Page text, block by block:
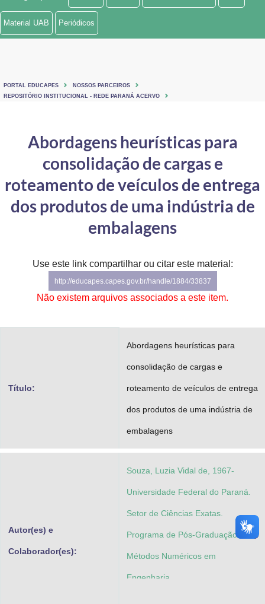
Ministério de Minas e Energia
Ministério do Turismo
Controladoria-Geral da União
Ministério da Mulher, da Família e dos Direitos Humanos
Secretaria-Geral
Advocacia-Geral da União
Banco Central do Brasil
Planalto
Material UAB Periódicos
PORTAL EDUCAPES
NOSSOS PARCEIROS
REPOSITÓRIO INSTITUCIONAL - REDE PARANÁ ACERVO
Abordagens heurísticas para
consolidação de cargas e
roteamento de veículos de entrega
dos produtos de uma indústria de
embalagens
Use este link compartilhar ou citar este material:
http://educapes.capes.gov.br/handle/1884/33837
Não existem arquivos associados a este item.
Título:
Abordagens heurísticas para
consolidação de cargas e
roteamento de veículos de entrega
dos produtos de uma indústria de
embalagens
Autor(es) e
Colaborador(es):
Souza, Luzia Vidal de, 1967-
Universidade Federal do Paraná.
Setor de Ciências Exatas.
Programa de Pós-Graduação em
Métodos Numéricos em
Engenharia